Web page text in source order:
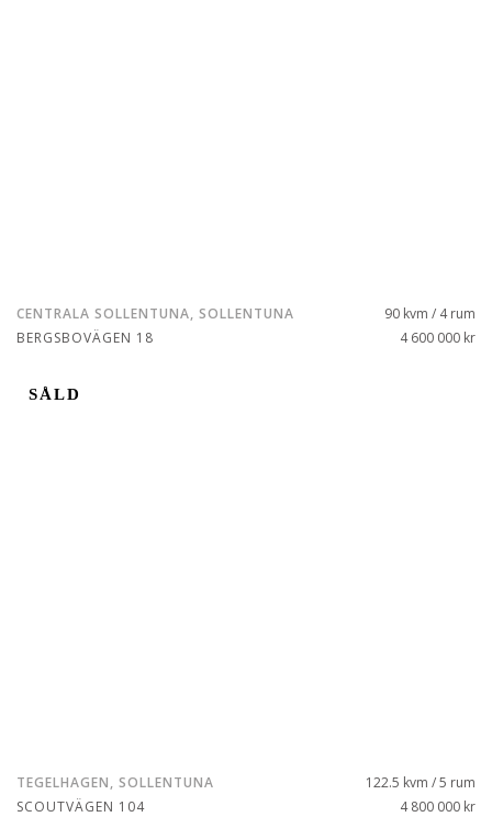
CENTRALA SOLLENTUNA, SOLLENTUNA
BERGSBOVÄGEN 18
90 kvm / 4 rum
4 600 000 kr
SÅLD
TEGELHAGEN, SOLLENTUNA
SCOUTVÄGEN 104
122.5 kvm / 5 rum
4 800 000 kr